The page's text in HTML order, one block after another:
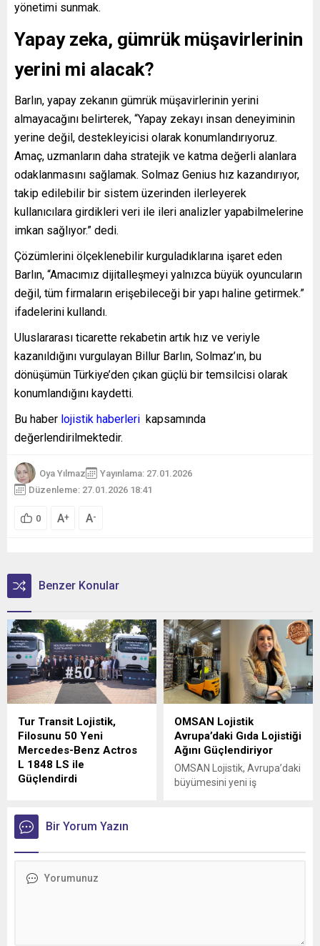
yönetimi sunmak.
Yapay zeka, gümrük müşavirlerinin
yerini mi alacak?
Barlın, yapay zekanın gümrük müşavirlerinin yerini
almayacağını belirterek, “Yapay zekayı insan deneyiminin
yerine değil, destekleyicisi olarak konumlandırıyoruz.
Amaç, uzmanların daha stratejik ve katma değerli alanlara
odaklanmasını sağlamak. Solmaz Genius hız kazandırıyor,
takip edilebilir bir sistem üzerinden ilerleyerek
kullanıcılara girdikleri veri ile ileri analizler yapabilmelerine
imkan sağlıyor.” dedi.
Çözümlerini ölçeklenebilir kurguladıklarına işaret eden
Barlın, “Amacımız dijitalleşmeyi yalnızca büyük oyuncuların
değil, tüm firmaların erişebileceği bir yapı haline getirmek.”
ifadelerini kullandı.
Uluslararası ticarette rekabetin artık hız ve veriyle
kazanıldığını vurgulayan Billur Barlın, Solmaz’ın, bu
dönüşümün Türkiye’den çıkan güçlü bir temsilcisi olarak
konumlandığını kaydetti.
Bu haber lojistik haberleri kapsamında
değerlendirilmektedir.
Oya Yılmaz
Yayınlama: 27.01.2026
Düzenleme: 27.01.2026 18:41
0 A+ A-
Benzer Konular
Tur Transit Lojistik,
Filosunu 50 Yeni
Mercedes-Benz Actros
L 1848 LS ile
Güçlendirdi
lojistik alanında faaliyet
gösteren Tur Transit
Lojistik’e 50 adet Mercedes-
teslimatı gerçekleştirdi.
OMSAN Lojistik
Avrupa’daki Gıda Lojistiği
Ağını Güçlendiriyor
OMSAN Lojistik, Avrupa’daki
büyümesini yeni iş
Bir Yorum Yazın